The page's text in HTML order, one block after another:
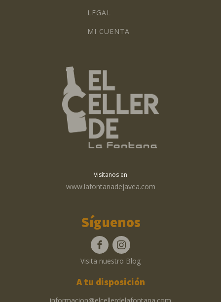
LEGAL
MI CUENTA
Visítanos en
www.lafontanadejavea.com
Síguenos
Visita nuestro Blog
A tu disposición